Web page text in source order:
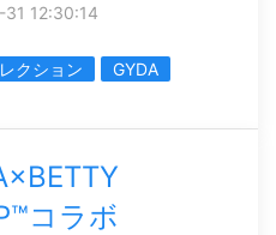
12:30:14
クション
GYDA
コラボ